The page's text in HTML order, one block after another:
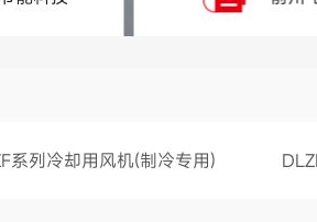
系列冷却用风机(制冷专用)